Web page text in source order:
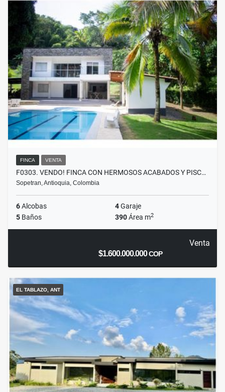
FINCA VENTA
F0303. VENDO! FINCA CON HERMOSOS ACABADOS Y PISC…
Sopetran, Antioquia, Colombia
6Alcobas 4Garaje
5 Baños 390Área m2
Venta
$1.600.000.000COP
EL TABLAZO, ANT